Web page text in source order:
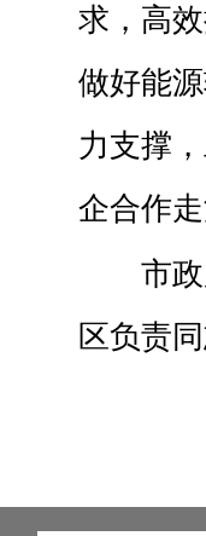
求，高
做好能
力支撑
企合作
市
区负责